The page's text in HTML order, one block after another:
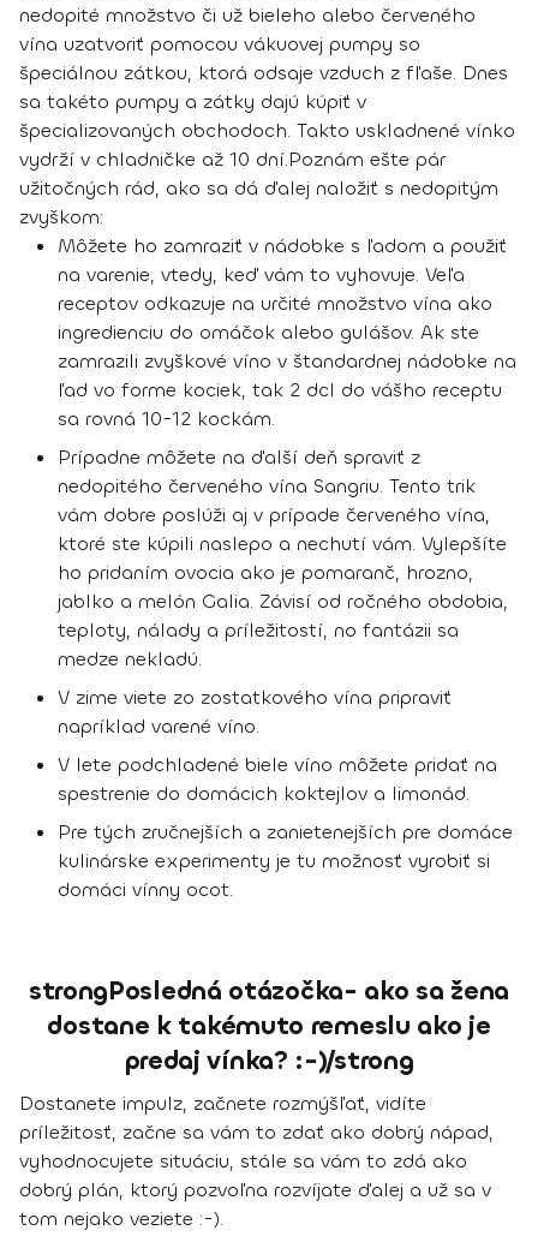
nedopité množstvo či už bieleho alebo červeného
vína uzatvoriť pomocou vákuovej pumpy so
špeciálnou zátkou, ktorá odsaje vzduch z fľaše. Dnes
sa takéto pumpy a zátky dajú kúpiť v
špecializovaných obchodoch. Takto uskladnené vínko
vydrží v chladničke až 10 dní.Poznám ešte pár
užitočných rád, ako sa dá ďalej naložiť s nedopitým
zvyškom:
Môžete ho zamraziť v nádobke s ľadom a použiť
na varenie, vtedy, keď vám to vyhovuje. Veľa
receptov odkazuje na určité množstvo vína ako
ingredienciu do omáčok alebo gulášov. Ak ste
zamrazili zvyškové víno v štandardnej nádobke na
ľad vo forme kociek, tak 2 dcl do vášho receptu
sa rovná 10-12 kockám.
Prípadne môžete na ďalší deň spraviť z
nedopitého červeného vína Sangriu. Tento trik
vám dobre poslúži aj v prípade červeného vína,
ktoré ste kúpili naslepo a nechutí vám. Vylepšíte
ho pridaním ovocia ako je pomaranč, hrozno,
jablko a melón Galia. Závisí od ročného obdobia,
teploty, nálady a príležitostí, no fantázii sa
medze nekladú.
V zime viete zo zostatkového vína pripraviť
napríklad varené víno.
V lete podchladené biele víno môžete pridať na
spestrenie do domácich koktejlov a limonád.
Pre tých zručnejších a zanietenejších pre domáce
kulinárske experimenty je tu možnosť vyrobiť si
domáci vínny ocot.
strongPosledná otázočka- ako sa žena
dostane k takémuto remeslu ako je
predaj vínka? :-)/strong
Dostanete impulz, začnete rozmýšľať, vidíte
príležitosť, začne sa vám to zdať ako dobrý nápad,
vyhodnocujete situáciu, stále sa vám to zdá ako
dobrý plán, ktorý pozvoľna rozvíjate ďalej a už sa v
tom nejako veziete :-).